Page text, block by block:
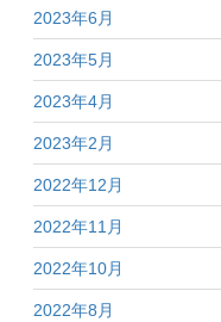
2023年6月
2023年5月
2023年4月
2023年2月
2022年12月
2022年11月
2022年10月
2022年8月